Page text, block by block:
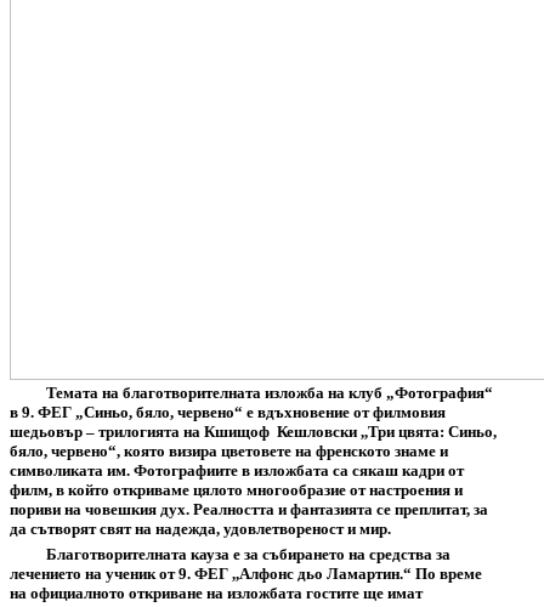
Темата на благотворителната изложба на клуб „Фотография“
в 9. ФЕГ „Синьо, бяло, червено“ е вдъхновение от филмовия
шедьовър – трилогията на Кшищоф Кешловски ,,Три цвята: Синьо,
бяло, червено“, която визира цветовете на френското знаме и
символиката им. Фотографиите в изложбата са сякаш кадри от
филм, в който откриваме цялото многообразие от настроения и
пориви на човешкия дух. Реалността и фантазията се преплитат, за
да сътворят свят на надежда, удовлетвореност и мир.
Благотворителната кауза е за събирането на средства за
лечението на ученик от 9. ФЕГ ,,Алфонс дьо Ламартин.“ По време
на официалното откриване на изложбата гостите ще имат